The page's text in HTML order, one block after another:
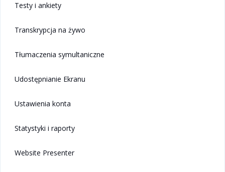
Testy i ankiety
Transkrypcja na żywo
Tłumaczenia symultaniczne
Udostępnianie Ekranu
Ustawienia konta
Statystyki i raporty
Website Presenter